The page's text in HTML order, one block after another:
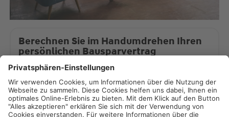
Berechnen Sie im Handumdrehen Ihren
persönlichen Bausparvertrag
Zum Bausparrechner